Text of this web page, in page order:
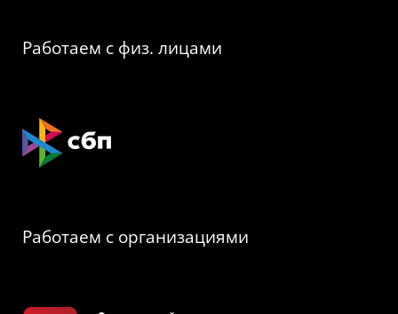
Работаем с физ. лицами
Работаем с организациями